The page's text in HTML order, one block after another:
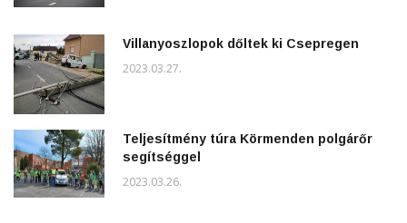
Villanyoszlopok dőltek ki Csepregen
2023.03.27.
Teljesítmény túra Körmenden polgárőr
segítséggel
2023.03.26.